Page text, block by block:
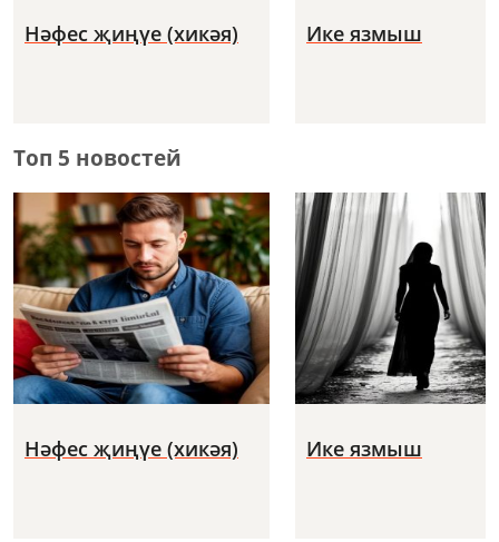
Нәфес җиңүе (хикәя) Ике язмыш
Топ 5 новостей
Нәфес җиңүе (хикәя) Ике язмыш